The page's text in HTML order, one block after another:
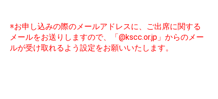
別の申込をする カートへ進む
※お申し込みの際のメールアドレスに、ご出席に関する
メールをお送りしますので、「@kscc.or.jp」からのメー
ルが受け取れるよう設定をお願いいたします。